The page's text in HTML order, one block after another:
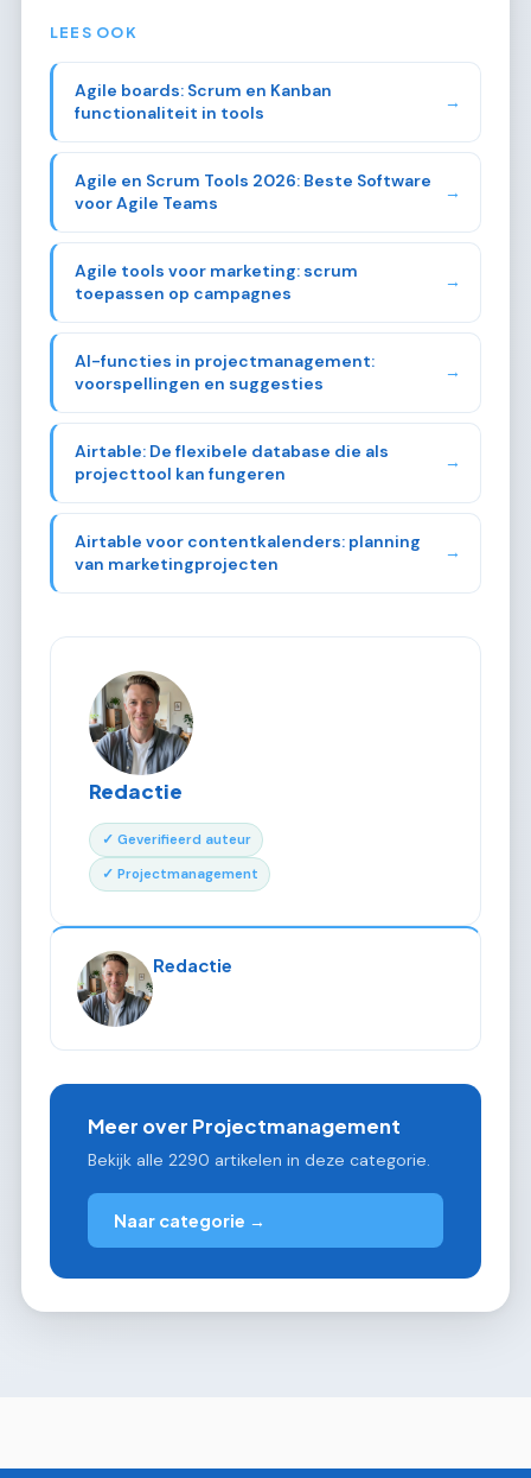
LEES OOK
Agile boards: Scrum en Kanban
functionaliteit in tools
→
Agile en Scrum Tools 2026: Beste Software
voor Agile Teams
→
Agile tools voor marketing: scrum
toepassen op campagnes
→
AI-functies in projectmanagement:
voorspellingen en suggesties
→
Airtable: De flexibele database die als
projecttool kan fungeren
→
Airtable voor contentkalenders: planning
van marketingprojecten
→
Redactie
✓ Geverifieerd auteur
✓ Projectmanagement
Redactie
Meer over Projectmanagement
Bekijk alle 2290 artikelen in deze categorie.
Naar categorie →